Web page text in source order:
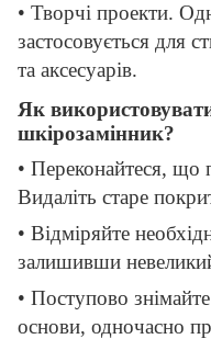
• Творчі проекти.
застосовується для
та аксесуарів.
Як
шкірозамінник?
• Переконайтеся, що
Видаліть старе
• Відміряйте
залишивши
• Поступово
основи, одночасно